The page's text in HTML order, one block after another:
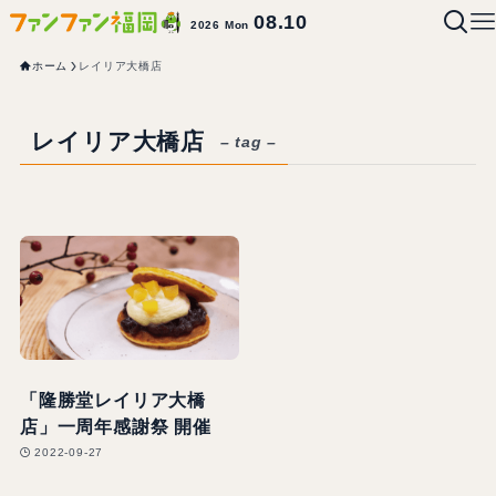
2026 Mon08.10
ホーム レイリア大橋店
レイリア大橋店 – tag –
「隆勝堂レイリア大橋
店」一周年感謝祭 開催
2022-09-27